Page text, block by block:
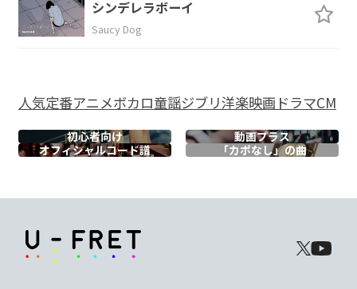
何度だって焦 がれた
信 じて る
シンデレラボーイ
Saucy Dog
人気定番アニメボカロ童謡ジブリ洋楽映画ドラマCM
初心者向け
動画プラス
オフィシャルコード譜 「カポなし」の曲